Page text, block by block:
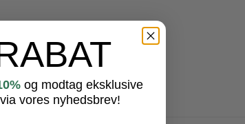
og modtag eksklusive
vores nyhedsbrev!